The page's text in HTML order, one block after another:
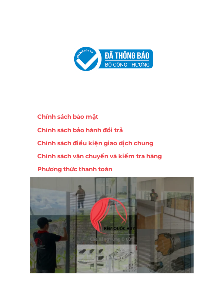
Chính sách bảo mật
Chính sách bảo hành đổi trả
Chính sách điều kiện giao dịch chung
Chính sách vận chuyển và kiểm tra hàng
Phương thức thanh toán